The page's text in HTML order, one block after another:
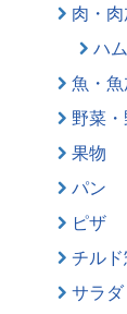
肉・
ハ
魚・
野菜
果物
パン
ピザ
チル
サラダ